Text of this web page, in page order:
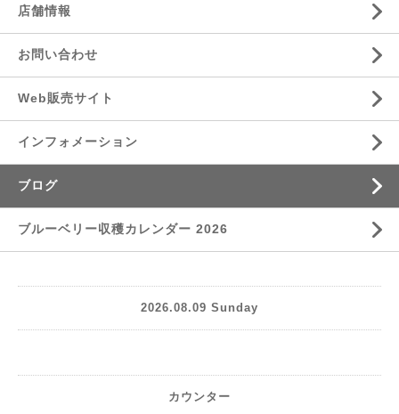
店舗情報
お問い合わせ
Web販売サイト
インフォメーション
ブログ
ブルーベリー収穫カレンダー 2026
2026.08.09 Sunday
カウンター